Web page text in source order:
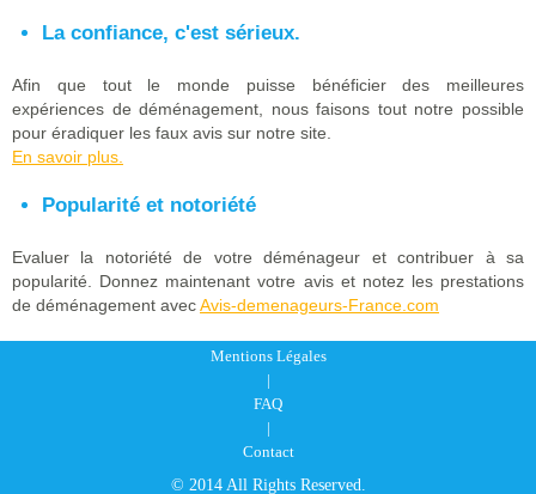
La confiance, c'est sérieux.
Afin que tout le monde puisse bénéficier des meilleures
expériences de déménagement, nous faisons tout notre possible
pour éradiquer les faux avis sur notre site.
En savoir plus.
Popularité et notoriété
Evaluer la notoriété de votre déménageur et contribuer à sa
popularité. Donnez maintenant votre avis et notez les prestations
de déménagement avecAvis-demenageurs-France.com
Mentions Légales
|
FAQ
|
Contact
© 2014 All Rights Reserved.